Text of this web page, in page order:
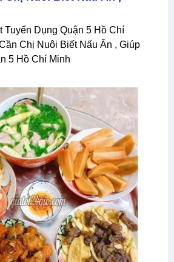
Chị Nuôi Biết Nấu Ăn , Giúp
5 Hồ Chí Minh